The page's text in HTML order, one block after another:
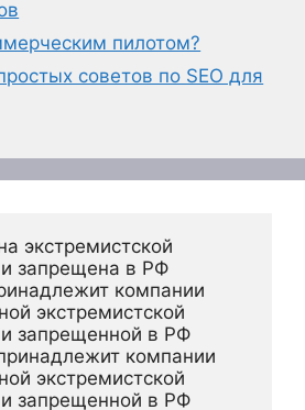
пилотом?
советов по SEO для
экстремистской
и запрещена в РФ
компании
экстремистской
и запрещенной в РФ
компании
экстремистской
и запрещенной в РФ